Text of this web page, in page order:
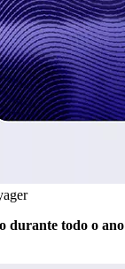
durante todo o ano